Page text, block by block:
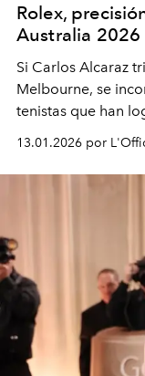
Rolex,
Australia 2026
Si Carlos Alcaraz
Melbourne, se
tenistas que han
Laver, Chris Evert
la familia Rolex.
13.01.2026 por